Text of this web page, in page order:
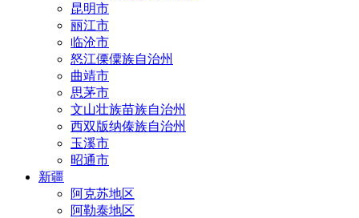
昆明市
丽江市
临沧市
怒江傈僳族自治州
曲靖市
思茅市
文山壮族苗族自治州
西双版纳傣族自治州
玉溪市
昭通市
新疆
阿克苏地区
阿勒泰地区